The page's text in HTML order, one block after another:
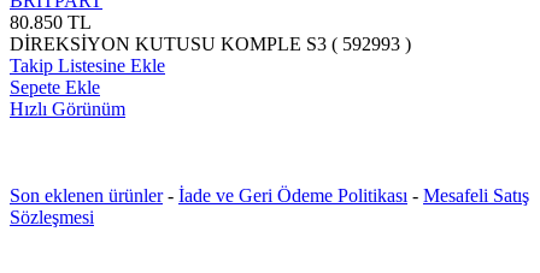
80.850 TL
DİREKSİYON KUTUSU KOMPLE S3 ( 592993 )
Takip Listesine Ekle
Sepete Ekle
Hızlı Görünüm
Son eklenen ürünler- İade ve Geri Ödeme Politikası - Mesafeli Satış
Sözleşmesi